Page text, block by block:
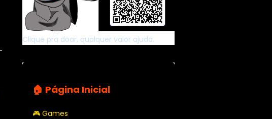
Clique pra doar, qualquer valor ajuda.
🏠 Página Inicial
🎮 Games